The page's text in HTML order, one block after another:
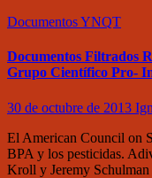
DocumentosYNQT
Documentos Filtrados
Grupo Científico Pro-
30 de octubre de 2013
El American Council on
BPA y los pesticidas.
Kroll y Jeremy